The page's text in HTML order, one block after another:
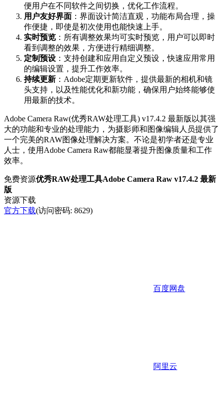
便用户在不同软件之间切换，优化工作流程。
用户友好界面 ：界面设计简洁直观，功能布局合理，操
作便捷，即使是初次使用也能快速上手。
实时预览 ：所有调整效果均可实时预览，用户可以即时
看到调整的效果，方便进行精细调整。
定制预设 ：支持创建和应用自定义预设，快速应用常用
的编辑设置，提升工作效率。
持续更新 ：Adobe定期更新软件，提供最新的相机和镜
头支持，以及性能优化和新功能，确保用户始终能够使
用最新的技术。
Adobe Camera Raw(优秀RAW处理工具) v17.4.2 最新版以其强
大的功能和专业的处理能力，为摄影师和图像编辑人员提供了
一个完美的RAW图像处理解决方案。不论是初学者还是专业
人士，使用Adobe Camera Raw都能显著提升图像质量和工作
效率。
免费资源优秀RAW处理工具Adobe Camera Raw v17.4.2 最新
版
资源下载
官方下载(访问密码: 8629)
百度网盘
阿里云